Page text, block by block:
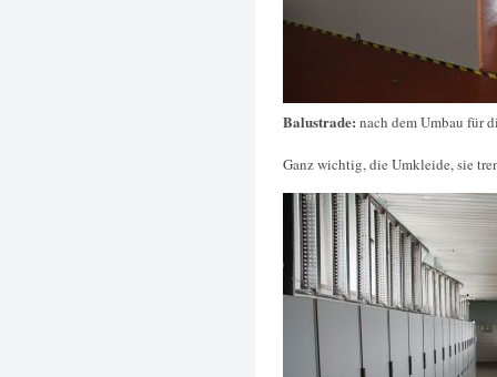
Balustrade: nach dem Umbau für
Ganz wichtig, die Umkleide, sie